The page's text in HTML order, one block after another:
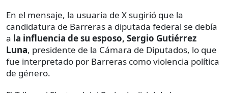
En el mensaje, la usuaria de X sugirió que la
candidatura de Barreras a diputada federal se debía
a la influencia de su esposo, Sergio Gutiérrez
Luna, presidente de la Cámara de Diputados, lo que
fue interpretado por Barreras como violencia política
de género.